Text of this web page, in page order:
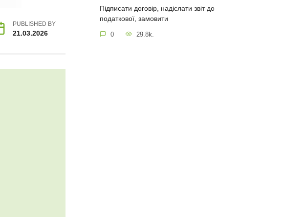
PUBLISHED BY
21.03.2026
Підписати договір, надіслати звіт до
податкової, замовити
0 29.8k.